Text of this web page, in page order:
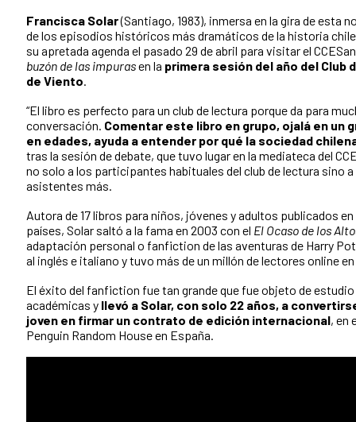
Francisca Solar(Santiago, 1983), inmersa en la gira de esta
de los episodios históricos más dramáticos de la historia
su apretada agenda el pasado 29 de abril para visitar el
buzón de las impurasen la primera sesión del año del Club
de Viento.
“El libro es perfecto para un club de lectura porque da para
conversación. Comentar este libro en grupo, ojalá en un
en edades, ayuda a entender por qué la sociedad
tras la sesión de debate, que tuvo lugar en la mediateca del
no solo a los participantes habituales del club de lectura sino
asistentes más.
Autora de 17 libros para niños, jóvenes y adultos publicados
países, Solar saltó a la fama en 2003 con el El Ocaso de los
adaptación personal o fanfiction de las aventuras de Harry
al inglés e italiano y tuvo más de un millón de lectores online
El éxito del fanfiction fue tan grande que fue objeto de
académicas y llevó a Solar, con solo 22 años, a
joven en firmar un contrato de edición internacional, en
Penguin Random House en España.